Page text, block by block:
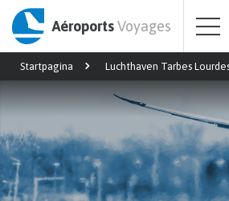
AéroportsVoyages
Startpagina Luchthaven Tarbes